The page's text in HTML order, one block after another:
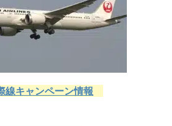
線キャンペーン情報